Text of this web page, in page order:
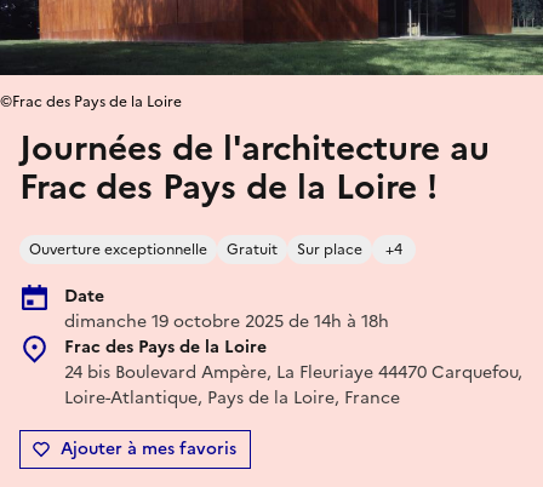
Journées de l'architecture au
Frac des Pays de la Loire !
Ouverture exceptionnelle Gratuit Sur place +4
Date
dimanche 19 octobre 2025 de 14h à 18h
Frac des Pays de la Loire
24 bis Boulevard Ampère, La Fleuriaye 44470 Carquefou,
Loire-Atlantique, Pays de la Loire, France
Ajouter à mes favoris
©Frac des Pays de la Loire